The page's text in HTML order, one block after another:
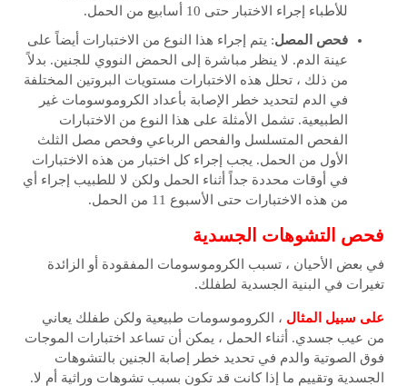
للأطباء إجراء الاختبار حتى 10 أسابيع من الحمل.
فحص المصل: يتم إجراء هذا النوع من الاختبارات أيضاً على
عينة الدم. لا ينظر مباشرة إلى الحمض النووي للجنين. بدلاً
من ذلك ، تحلل هذه الاختبارات مستويات البروتين المختلفة
في الدم لتحديد خطر الإصابة بأعداد الكروموسومات غير
الطبيعية. تشمل الأمثلة على هذا النوع من الاختبارات
الفحص المتسلسل والفحص الرباعي وفحص مصل الثلث
الأول من الحمل. يجب إجراء كل اختبار من هذه الاختبارات
في أوقات محددة جداً أثناء الحمل ولكن لا للطبيب إجراء أي
من هذه الاختبارات حتى الأسبوع 11 من الحمل.
فحص التشوهات الجسدية
في بعض الأحيان ، تسبب الكروموسومات المفقودة أو الزائدة
تغيرات في البنية الجسدية لطفلك.
على سبيل المثال ، الكروموسومات طبيعية ولكن طفلك يعاني
من عيب جسدي. أثناء الحمل ، يمكن أن تساعد اختبارات الموجات
فوق الصوتية والدم في تحديد خطر إصابة الجنين بالتشوهات
الجسدية وتقييم ما إذا كانت قد تكون بسبب تشوهات وراثية أم لا.